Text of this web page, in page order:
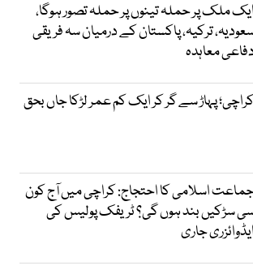
ایک ملک پر حملہ تینوں پر حملہ تصور ہوگا،
ترکیہ، پاکستان کے درمیان سہ فریقی
دفاعی معاہدہ
کراچی؛ پہاڑ سے گر کر ایک کم عمر لڑکا جاں بحق
اسلامی کا احتجاج: کراچی میں آج کون
سڑکیں بند ہوں گی؟ ٹریفک پولیس کی
ایڈوائزری جاری